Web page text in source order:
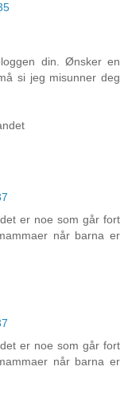
din. Ønsker en
si jeg misunner deg
er noe som går fort
når barna er
er noe som går fort
når barna er